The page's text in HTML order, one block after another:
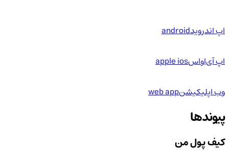
اپ اندرویدandroid
اپ آی‌او‌اسapple ios
وب اپلیکیشنweb app
پیوندها
کیف پول من